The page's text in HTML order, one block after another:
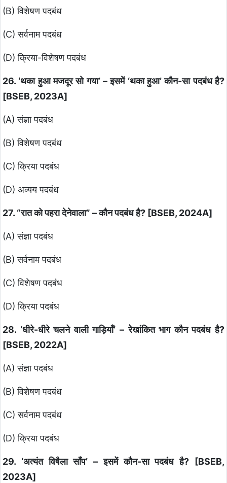
(B) विशेषण पदबंध
(C) सर्वनाम पदबंध
(D) क्रिया-विशेषण पदबंध
26. ‘थका हुआ मजदूर सो गया’ – इसमें ‘थका हुआ’ कौन-सा पदबंध है?
[BSEB, 2023A]
(A) संज्ञा पदबंध
(B) विशेषण पदबंध
(C) क्रिया पदबंध
(D) अव्यय पदबंध
27. “रात को पहरा देनेवाला” – कौन पदबंध है? [BSEB, 2024A]
(A) संज्ञा पदबंध
(B) सर्वनाम पदबंध
(C) विशेषण पदबंध
(D) क्रिया पदबंध
28. ‘धीरे-धीरे चलने वाली गाड़ियाँ’ – रेखांकित भाग कौन पदबंध है?
[BSEB, 2022A]
(A) संज्ञा पदबंध
(B) विशेषण पदबंध
(C) सर्वनाम पदबंध
(D) क्रिया पदबंध
29. ‘अत्यंत विषैला साँप’ – इसमें कौन-सा पदबंध है? [BSEB,
2023A]